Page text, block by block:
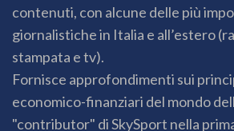
contenuti, con alcune delle più
giornalistiche in Italia e all’estero
stampata e tv).
Fornisce approfondimenti sui
economico-finanziari del mondo
"contributor" di SkySport nella